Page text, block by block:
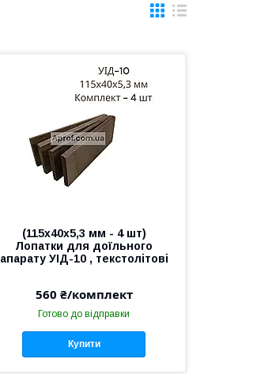
(115х40х5,3 мм - 4 шт)
Лопатки для доїльного
апарату УІД-10 , текстолітові
560 ₴/комплект
Готово до відправки
Купити